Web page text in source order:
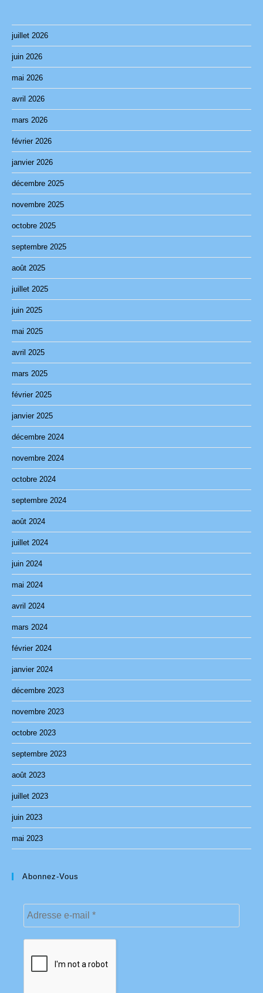
juillet 2026
juin 2026
mai 2026
avril 2026
mars 2026
février 2026
janvier 2026
décembre 2025
novembre 2025
octobre 2025
septembre 2025
août 2025
juillet 2025
juin 2025
mai 2025
avril 2025
mars 2025
février 2025
janvier 2025
décembre 2024
novembre 2024
octobre 2024
septembre 2024
août 2024
juillet 2024
juin 2024
mai 2024
avril 2024
mars 2024
février 2024
janvier 2024
décembre 2023
novembre 2023
octobre 2023
septembre 2023
août 2023
juillet 2023
juin 2023
mai 2023
Abonnez-Vous